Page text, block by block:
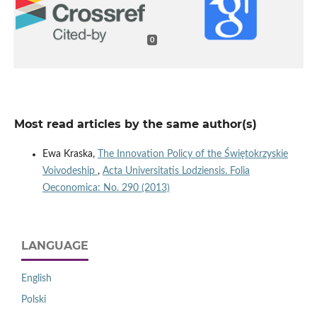
0
Most read articles by the same author(s)
Ewa Kraska,
The Innovation Policy of the Świętokrzyskie
Voivodeship , Acta Universitatis Lodziensis. Folia
Oeconomica: No. 290 (2013)
LANGUAGE
English
Polski